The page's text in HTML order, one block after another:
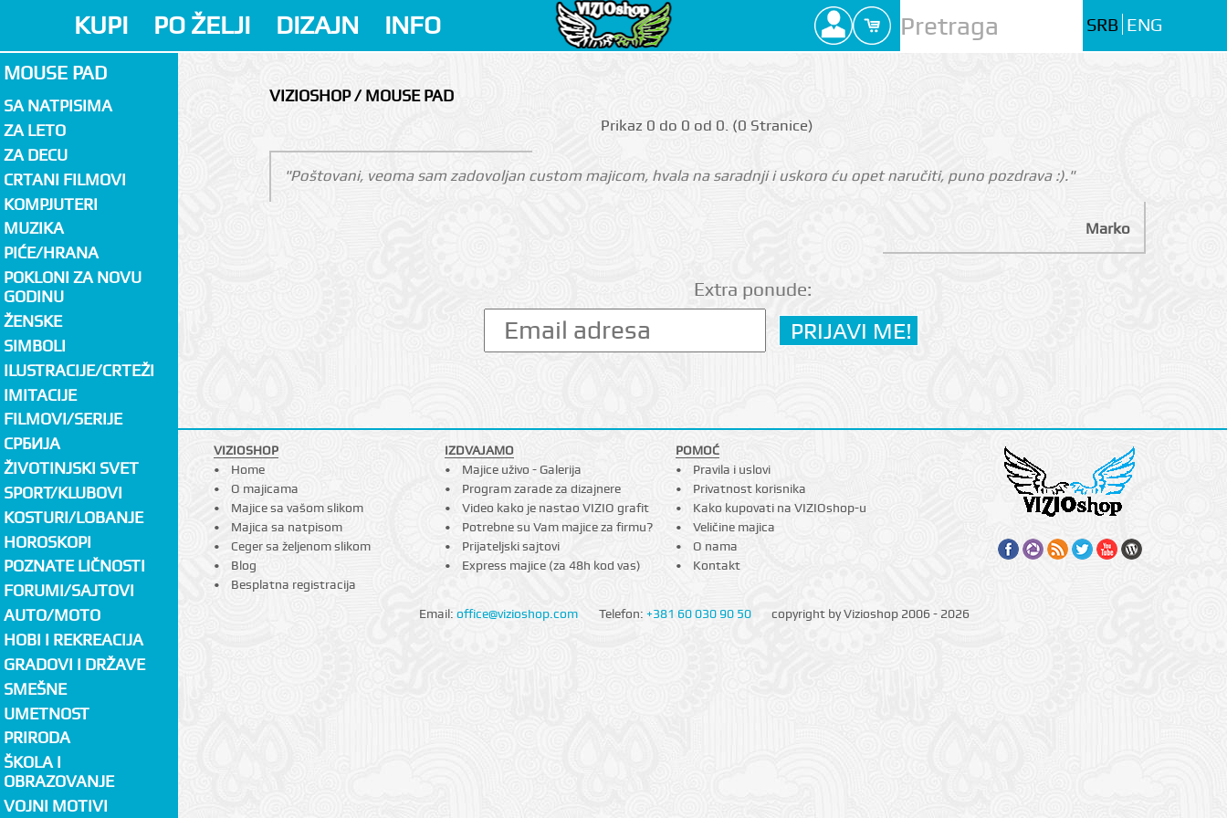
KUPI PO ŽELJI DIZAJN INFO SRB ENG
MOUSE PAD
SA NATPISIMA
ZA LETO
ZA DECU
CRTANI FILMOVI
KOMPJUTERI
MUZIKA
PIĆE/HRANA
POKLONI ZA NOVU
GODINU
ŽENSKE
SIMBOLI
ILUSTRACIJE/CRTEŽI
IMITACIJE
FILMOVI/SERIJE
СРБИЈА
ŽIVOTINJSKI SVET
SPORT/KLUBOVI
KOSTURI/LOBANJE
HOROSKOPI
POZNATE LIČNOSTI
FORUMI/SAJTOVI
AUTO/MOTO
HOBI I REKREACIJA
GRADOVI I DRŽAVE
SMEŠNE
UMETNOST
PRIRODA
ŠKOLA I
OBRAZOVANJE
VOJNI MOTIVI
VIZIOSHOP / MOUSE PAD
Prikаz 0 do 0 оd 0. (0 Strаnicе)
"Poštovani, veoma sam zadovoljan custom majicom, hvala na saradnji i uskoro ću opet naručiti, puno pozdrava :)."
Marko
Extra ponude:
VIZIOSHOP
Home
O majicama
Majice sa vašom slikom
Majica sa natpisom
Ceger sa željenom slikom
Blog
Besplatna registracija
IZDVAJAMO
Majice uživo - Galerija
Program zarade za dizajnere
Video kako je nastao VIZIO grafit
Potrebne su Vam majice za firmu?
Prijateljski sajtovi
Express majice (za 48h kod vas)
POMOĆ
Pravila i uslovi
Privatnost korisnika
Kako kupovati na VIZIOshop-u
Veličine majica
O nama
Kontakt
Email: office@vizioshop.com Telefon: +381 60 030 90 50 copyright by Vizioshop 2006 - 2026